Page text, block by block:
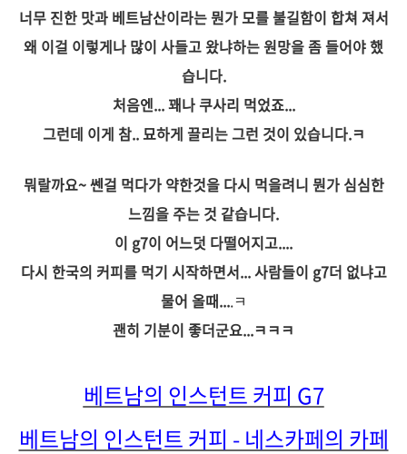
너무 진한 맛과 베트남산이라는 뭔가 모를 불길함이 합쳐 져서
왜 이걸 이렇게나 많이 사들고 왔냐하는 원망을 좀 들어야 했
습니다.
처음엔... 꽤나 쿠사리 먹었죠...
그런데 이게 참.. 묘하게 끌리는 그런 것이 있습니다.ㅋ
뭐랄까요~ 쎈걸 먹다가 약한것을 다시 먹을려니 뭔가 심심한
느낌을 주는 것 같습니다.
이 g7이 어느덧 다떨어지고....
다시 한국의 커피를 먹기 시작하면서... 사람들이 g7더 없냐고
물어 올때....ㅋ
괜히 기분이 좋더군요...ㅋㅋㅋ
베트남의 인스턴트 커피 G7
베트남의 인스턴트 커피 - 네스카페의 카페